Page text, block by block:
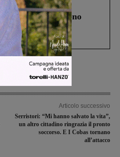
A1 in cui morirono
Lo schianto, il
fra tir....
Articolo successivo
Serristori: “Mi hanno salvato la vita”,
un altro cittadino ringrazia il pronto
soccorso. E I Cobas tornano
all’attacco